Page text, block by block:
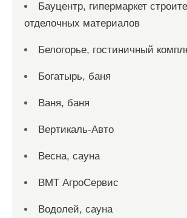
Бауцентр, гипермаркет
отделочных материалов
Белогорье, гостиничный
Богатырь, баня
Ваня, баня
Вертикаль-Авто
Весна, сауна
ВМТ АгроСервис
Водолей, сауна